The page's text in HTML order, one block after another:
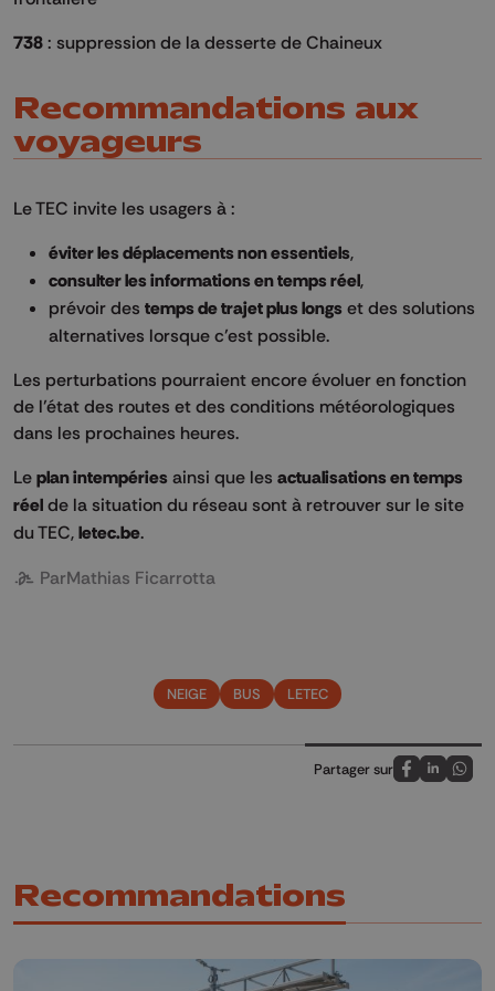
738 : suppression de la desserte de Chaineux
Recommandations aux
voyageurs
Le TEC invite les usagers à :
éviter les déplacements non essentiels,
consulter les informations en temps réel,
prévoir des temps de trajet plus longs et des solutions
alternatives lorsque c’est possible.
Les perturbations pourraient encore évoluer en fonction
de l’état des routes et des conditions météorologiques
dans les prochaines heures.
Le plan intempéries ainsi que les actualisations en temps
réel de la situation du réseau sont à retrouver sur le site
du TEC, letec.be.
ParMathias Ficarrotta
NEIGE BUS LETEC
Partager sur
Partagez sur
Partagez
Recommandations